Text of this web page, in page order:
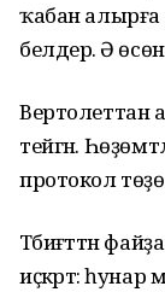
ҡабан алырға
белдерә. Ә
Вертолеттан
тейгән.
протокол
Тәбиғәттән
иҫкәртә: һунар